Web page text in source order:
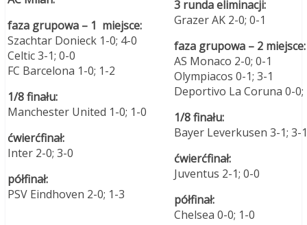
faza grupowa – 1 miejsce:
Szachtar Donieck 1-0; 4-0
Celtic 3-1; 0-0
FC Barcelona 1-0; 1-2
1/8 finału:
Manchester United 1-0; 1-0
ćwierćfinał:
Inter 2-0; 3-0
półfinał:
PSV Eindhoven 2-0; 1-3
3 runda eliminacji:
Grazer AK 2-0; 0-1
faza grupowa – 2 miejsce:
AS Monaco 2-0; 0-1
Olympiacos 0-1; 3-1
Deportivo La Coruna 0-0;
1/8 finału:
Bayer Leverkusen 3-1; 3-1
ćwierćfinał:
Juventus 2-1; 0-0
półfinał:
Chelsea 0-0; 1-0